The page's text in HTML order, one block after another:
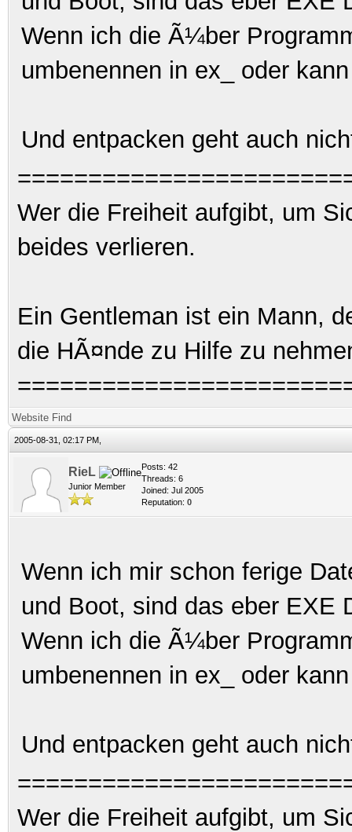
Wenn ich die Ã¼ber
umbenennen in ex_ oder
Und entpacken geht auch
Wer die Freiheit aufgibt, um
beides verlieren.
Ein Gentleman ist ein Mann,
die HÃ¤nde zu Hilfe zu
Website Find
2005-08-31, 02:17 PM,
RieL
Junior Member
Posts: 42
Threads: 6
Joined: Jul 2005
Reputation: 0
Wenn ich mir schon ferige
und Boot, sind das eber EXE
Wenn ich die Ã¼ber
umbenennen in ex_ oder
Und entpacken geht auch
Wer die Freiheit aufgibt, um